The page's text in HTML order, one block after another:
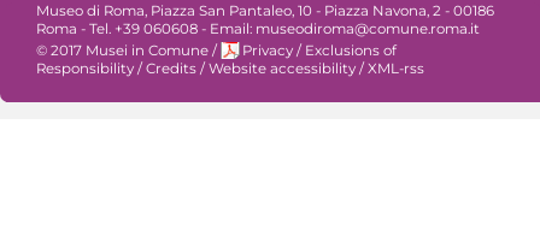
Museo di Roma, Piazza San Pantaleo, 10 - Piazza Navona, 2 - 00186
Roma - Tel. +39 060608 - Email: museodiroma@comune.roma.it
© 2017 Musei in Comune / Privacy / Exclusions of
Responsibility / Credits / Website accessibility / XML-rss